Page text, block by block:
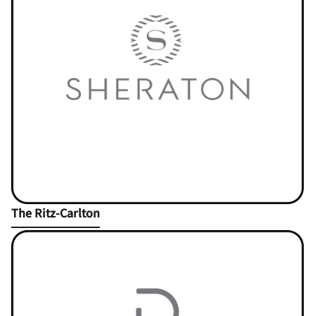
The Ritz-CarltonOpen in New Tab